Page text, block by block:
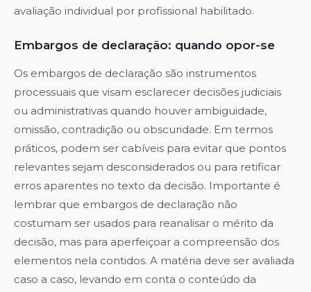
avaliação individual por profissional habilitado.
Embargos de declaração: quando opor-se
Os embargos de declaração são instrumentos
processuais que visam esclarecer decisões judiciais
ou administrativas quando houver ambiguidade,
omissão, contradição ou obscuridade. Em termos
práticos, podem ser cabíveis para evitar que pontos
relevantes sejam desconsiderados ou para retificar
erros aparentes no texto da decisão. Importante é
lembrar que embargos de declaração não
costumam ser usados para reanalisar o mérito da
decisão, mas para aperfeiçoar a compreensão dos
elementos nela contidos. A matéria deve ser avaliada
caso a caso, levando em conta o conteúdo da